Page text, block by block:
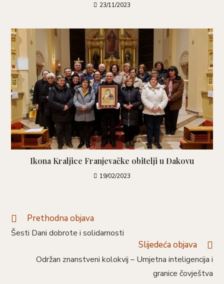
23/11/2023
Ikona Kraljice Franjevačke obitelji u Đakovu
19/02/2023
Prethodna objava
Šesti Dani dobrote i solidarnosti
Slijedeća objava
Održan znanstveni kolokvij – Umjetna inteligencija i
granice čovještva